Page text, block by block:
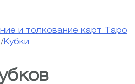
и толкование карт Таро
/ Кубки